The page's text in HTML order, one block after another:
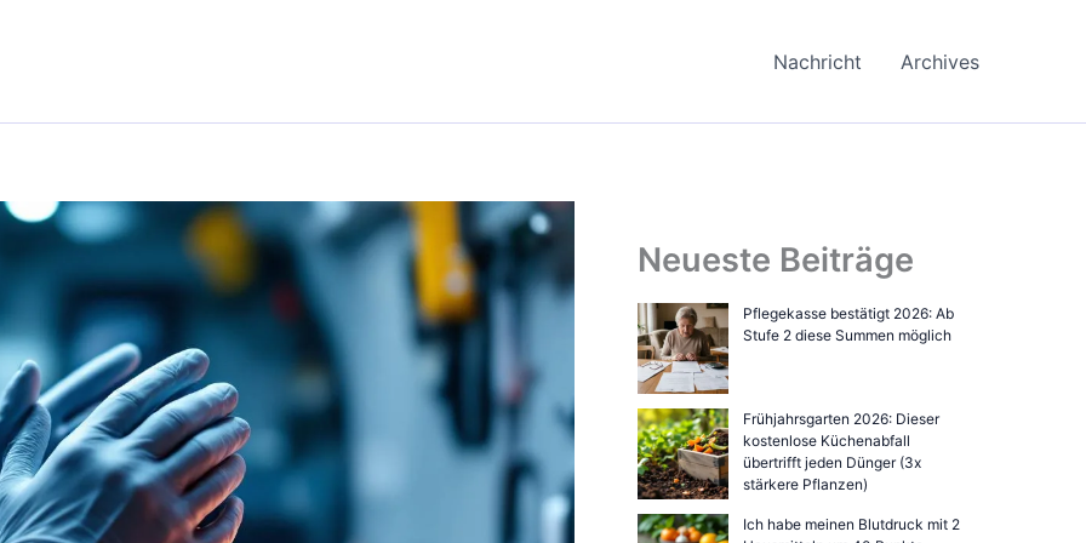
Nachricht Archives
Neueste Beiträge
Pflegekasse bestätigt 2026: Ab
Stufe 2 diese Summen möglich
Frühjahrsgarten 2026: Dieser
kostenlose Küchenabfall
übertrifft jeden Dünger (3x
stärkere Pflanzen)
Ich habe meinen Blutdruck mit 2